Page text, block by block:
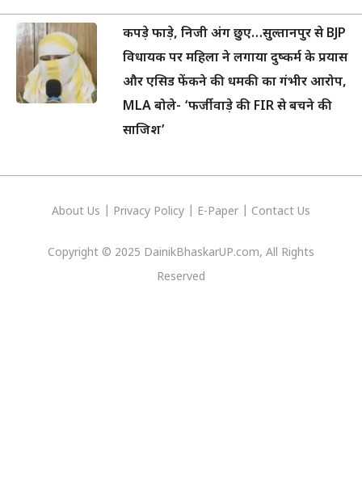
कपड़े फाड़े, निजी अंग छुए…सुल्तानपुर से BJP
विधायक पर महिला ने लगाया दुष्कर्म के प्रयास
और एसिड फेंकने की धमकी का गंभीर आरोप,
MLA बोले- ‘फर्जीवाड़े की FIR से बचने की
साजिश’
About Us Privacy Policy E-Paper Contact Us
Copyright © 2025 DainikBhaskarUP.com, All Rights
Reserved